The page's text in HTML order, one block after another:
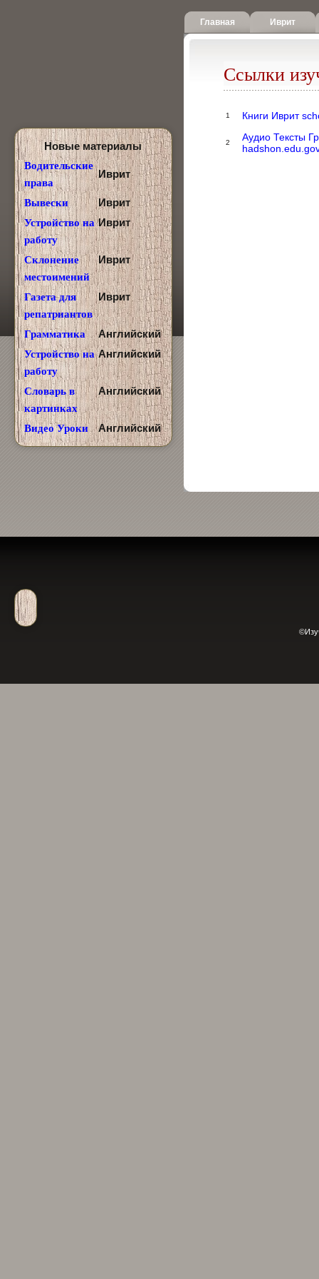
Главная Иврит
Новые материалы
Водительские
права
Иврит
Вывески Иврит
Устройство на
работу
Иврит
Склонение
местоимений
Иврит
Газета для
репатриантов
Иврит
Грамматика Английский
Устройство на
работу
Английский
Словарь в
картинках
Английский
Видео Уроки Английский
Ссылки
1 Книги Иврит
2
Аудио Тексты